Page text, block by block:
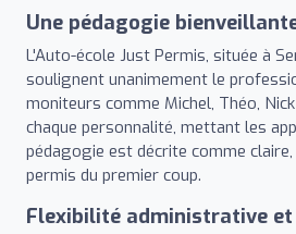
Une pédagogie
L'Auto-école Just Permis, située à
soulignent unanimement le
moniteurs comme Michel, Théo,
chaque personnalité, mettant les
pédagogie est décrite comme
permis du premier coup.
Flexibilité administrative